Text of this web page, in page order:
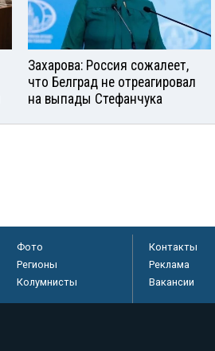
Захарова: Россия сожалеет,
что Белград не отреагировал
на выпады Стефанчука
Фото
Регионы
Колумнисты
Контакты
Реклама
Вакансии